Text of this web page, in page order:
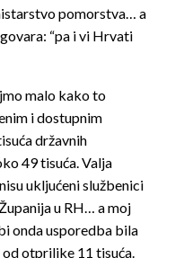
pomorstva… a
“pa i vi Hrvati
malo kako to
i dostupnim
državnih
49 tisuća. Valja
ukljućeni službenici
u RH… a moj
onda usporedba bila
otprilike 11 tisuća.